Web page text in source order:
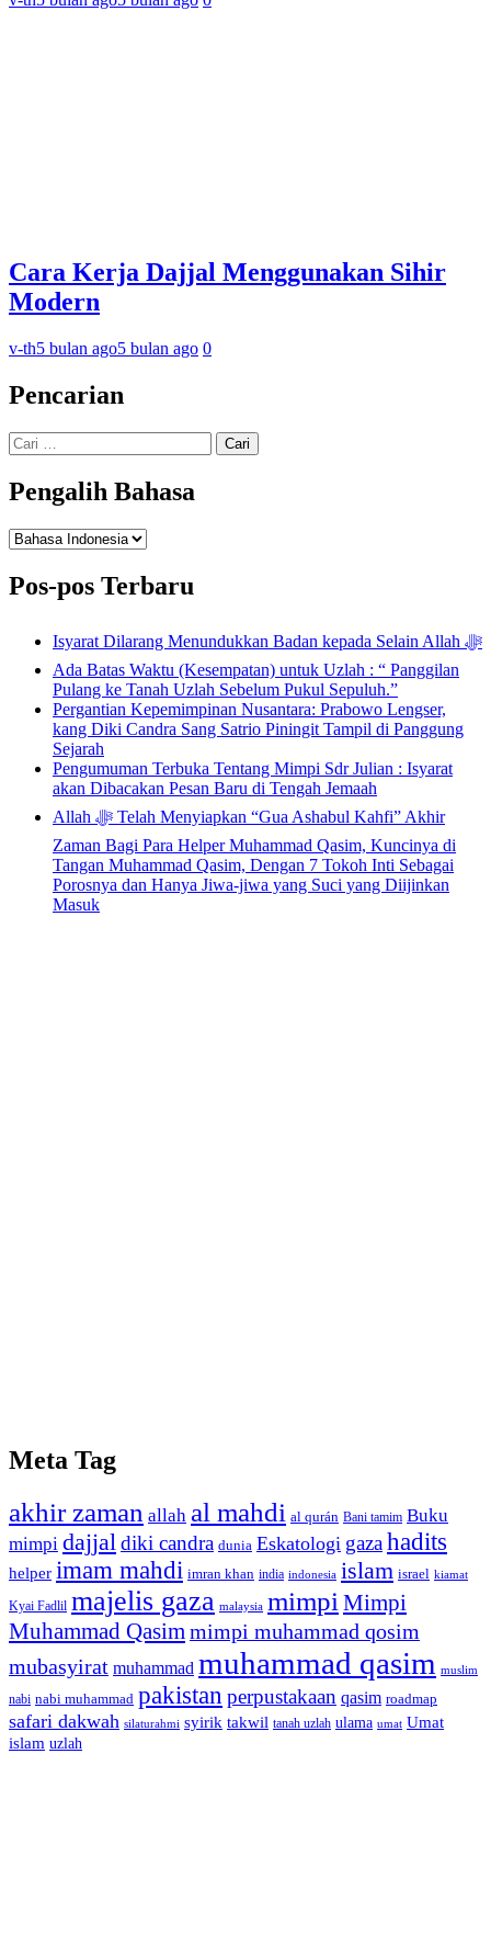
Cara Kerja Dajjal Menggunakan Sihir
Modern
v-th5 bulan ago5 bulan ago 0
Pencarian
Cari
untuk:
Pengalih Bahasa
Pengalih
Pos-pos Terbaru
Isyarat Dilarang Menundukkan Badan kepada Selain Allah ﷻ
Ada Batas Waktu (Kesempatan) untuk Uzlah : “ Panggilan
Pulang ke Tanah Uzlah Sebelum Pukul Sepuluh.”
Pergantian Kepemimpinan Nusantara: Prabowo Lengser,
kang Diki Candra Sang Satrio Piningit Tampil di Panggung
Sejarah
Pengumuman Terbuka Tentang Mimpi Sdr Julian : Isyarat
akan Dibacakan Pesan Baru di Tengah Jemaah
Allah ﷻ Telah Menyiapkan “Gua Ashabul Kahfi” Akhir
Zaman Bagi Para Helper Muhammad Qasim, Kuncinya di
Tangan Muhammad Qasim, Dengan 7 Tokoh Inti Sebagai
Porosnya dan Hanya Jiwa-jiwa yang Suci yang Diijinkan
Masuk
Meta Tag
akhir zaman allah al mahdi al qurán Bani tamim Buku
mimpi dajjal diki candra dunia Eskatologi gazahadits
helper imam mahdi imran khan india indonesia islam israel kiamat
Kyai Fadlil majelis gaza malaysia mimpi Mimpi
Muhammad Qasim mimpi muhammad qosim
mubasyirat muhammad muhammad qasim muslim
nabi nabi muhammad pakistan perpustakaan qasim roadmap
safari dakwah silaturahmi syirik takwil tanah uzlah ulama umat Umat
islam uzlah